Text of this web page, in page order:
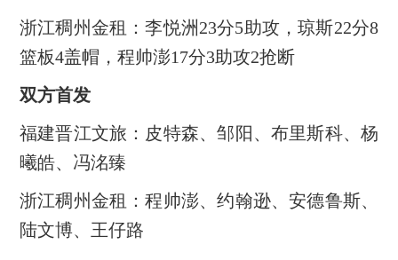
浙江稠州金租：李悦洲23分5助攻，琼斯22分8
篮板4盖帽，程帅澎17分3助攻2抢断
双方首发
福建晋江文旅：皮特森、邹阳、布里斯科、杨
曦皓、冯洺臻
浙江稠州金租：程帅澎、约翰逊、安德鲁斯、
陆文博、王仔路